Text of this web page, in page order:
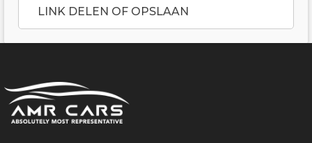
LINK DELEN OF OPSLAAN